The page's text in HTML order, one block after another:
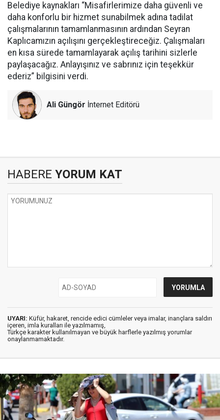
Belediye kaynakları “Misafirlerimize daha güvenli ve
daha konforlu bir hizmet sunabilmek adına tadilat
çalışmalarının tamamlanmasının ardından Seyran
Kaplıcamızın açılışını gerçekleştireceğiz. Çalışmaları
en kısa sürede tamamlayarak açılış tarihini sizlerle
paylaşacağız. Anlayışınız ve sabrınız için teşekkür
ederiz” bilgisini verdi.
Ali Güngör İnternet Editörü
HABERE YORUM KAT
UYARI: Küfür, hakaret, rencide edici cümleler veya imalar, inançlara saldırı
içeren, imla kuralları ile yazılmamış,
Türkçe karakter kullanılmayan ve büyük harflerle yazılmış yorumlar
onaylanmamaktadır.